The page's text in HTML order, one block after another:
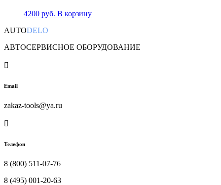
4200 руб. В корзину
AUTODELO
АВТОСЕРВИСНОЕ ОБОРУДОВАНИЕ

Email
zakaz-tools@ya.ru

Телефон
8 (800) 511-07-76
8 (495) 001-20-63